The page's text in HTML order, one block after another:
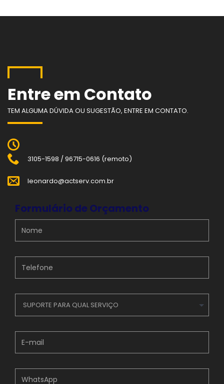
Entre em Contato
TEM ALGUMA DÚVIDA OU SUGESTÃO, ENTRE EM CONTATO.
3105-1598 / 96715-0616 (remoto)
leonardo@actserv.com.br
Formulário de Orçamento
SUPORTE PARA QUAL SERVIÇO